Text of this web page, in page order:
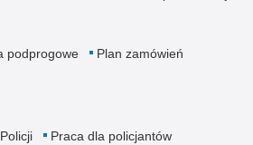
podprogowe
Plan zamówień
Praca dla policjantów